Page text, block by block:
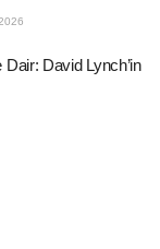
David Lynch’in